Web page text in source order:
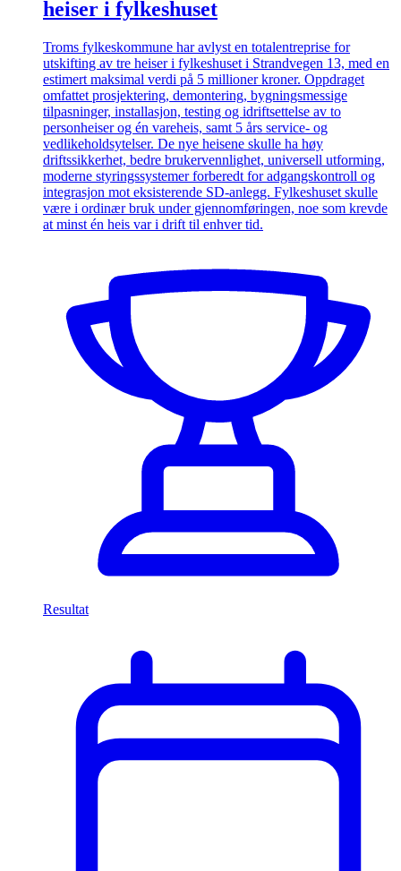
heiser i fylkeshuset
Troms fylkeskommune har avlyst en totalentreprise for
utskifting av tre heiser i fylkeshuset i Strandvegen 13, med en
estimert maksimal verdi på 5 millioner kroner. Oppdraget
omfattet prosjektering, demontering, bygningsmessige
tilpasninger, installasjon, testing og idriftsettelse av to
personheiser og én vareheis, samt 5 års service- og
vedlikeholdsytelser. De nye heisene skulle ha høy
driftssikkerhet, bedre brukervennlighet, universell utforming,
moderne styringssystemer forberedt for adgangskontroll og
integrasjon mot eksisterende SD-anlegg. Fylkeshuset skulle
være i ordinær bruk under gjennomføringen, noe som krevde
at minst én heis var i drift til enhver tid.
Resultat